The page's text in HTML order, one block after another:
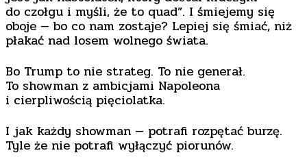
do czołgu i myśli, że to quad”. I śmiejemy się
oboje — bo co nam zostaje? Lepiej się śmiać, niż
płakać nad losem wolnego świata.
Bo Trump to nie strateg. To nie generał.
To showman z ambicjami Napoleona
i cierpliwością pięciolatka.
I jak każdy showman — potrafi rozpętać burzę.
Tyle że nie potrafi wyłączyć piorunów.